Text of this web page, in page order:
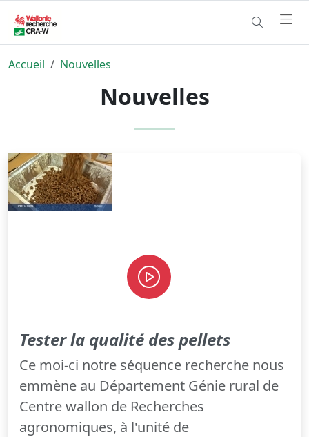
Accueil Nouvelles
Nouvelles
Tester la qualité des pellets
Ce moi-ci notre séquence recherche nous
emmène au Département Génie rural de
Centre wallon de Recherches
agronomiques, à l'unité de